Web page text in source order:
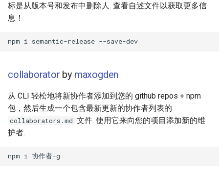
移动端 web 开发
Quantified Self
无需登录 web 应用
测试
免费软件
标是从版本号和发布中删除人. 查看自述文件以获取更多信
息！
collaborator by maxogden
从 CLI 轻松地将新协作者添加到您的 github repos + npm
包，然后生成一个包含最新更新的协作者列表的
collaborators.md 文件. 使用它来向您的项目添加新的维
护者.